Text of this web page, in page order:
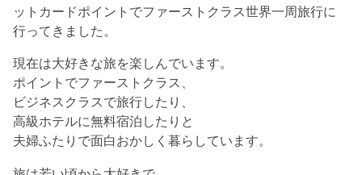
ットカードポイントでファーストクラス世界一周旅行に
行ってきました。
現在は大好きな旅を楽しんでいます。
ポイントでファーストクラス、
ビジネスクラスで旅行したり、
高級ホテルに無料宿泊したりと
夫婦ふたりで面白おかしく暮らしています。